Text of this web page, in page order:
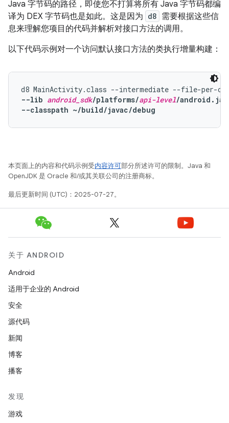
Java 字节码的路径，即使您不打算将所有 Java 字节码都编
译为 DEX 字节码也是如此。这是因为 d8 需要根据这些信
息来理解您项目的代码并解析对接口方法的调用。
以下代码示例对一个访问默认接口方法的类执行增量构建：
--lib android_sdk/platforms/api-level/android.jar
--classpath ~/build/javac/debug
本页面上的内容和代码示例受内容许可部分所述许可的限制。Java 和
OpenJDK 是 Oracle 和/或其关联公司的注册商标。
最后更新时间 (UTC)：2025-07-27。
关于 ANDROID
Android
适用于企业的 Android
安全
源代码
新闻
博客
播客
发现
游戏